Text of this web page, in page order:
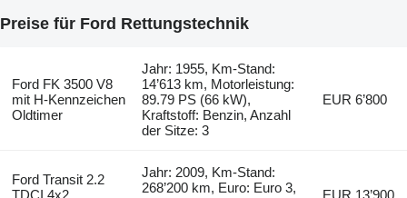
Preise für Ford Rettungstechnik
Ford FK 3500 V8
mit H-Kennzeichen
Oldtimer
Jahr: 1955, Km-Stand:
14’613 km, Motorleistung:
89.79 PS (66 kW),
Kraftstoff: Benzin, Anzahl
der Sitze: 3
EUR 6’800
Ford Transit 2.2
Jahr: 2009, Km-Stand:
268’200 km, Euro: Euro 3,